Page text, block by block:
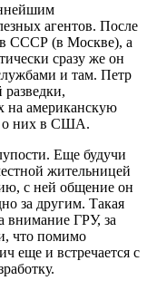
агентов. После
в СССР (в Москве), а
сразу же он
и там. Петр
на американскую
о них в США.
Еще будучи
жительницей
с ней общение он
за другим. Такая
внимание ГРУ, за
что помимо
еще и встречается с